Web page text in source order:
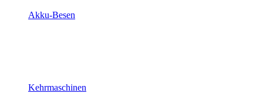
Akku-Besen
Kehrmaschinen